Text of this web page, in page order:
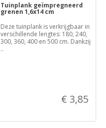
Tuinplank geïmpregneerd
grenen 1,6x14 cm
Deze tuinplank is verkrijgbaar in
verschillende lengtes: 180, 240,
300, 360, 400 en 500 cm. Dankzij
..
€ 3,85